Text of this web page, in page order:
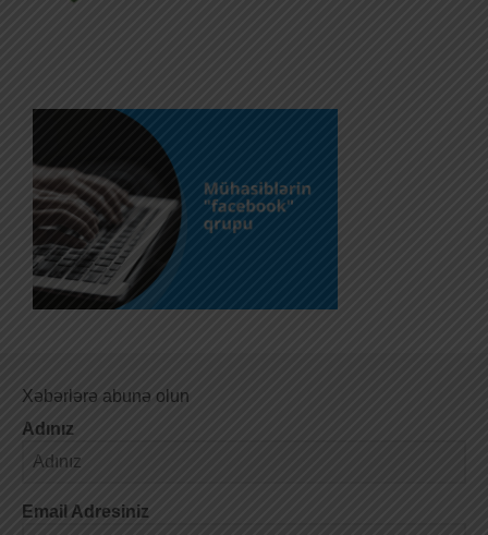
Xəbərlərə abunə olun
Adınız
Email Adresiniz